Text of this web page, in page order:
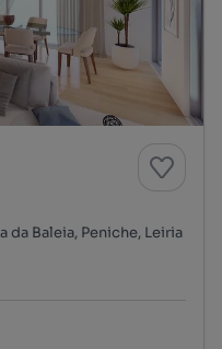
da Baleia, Peniche, Leiria